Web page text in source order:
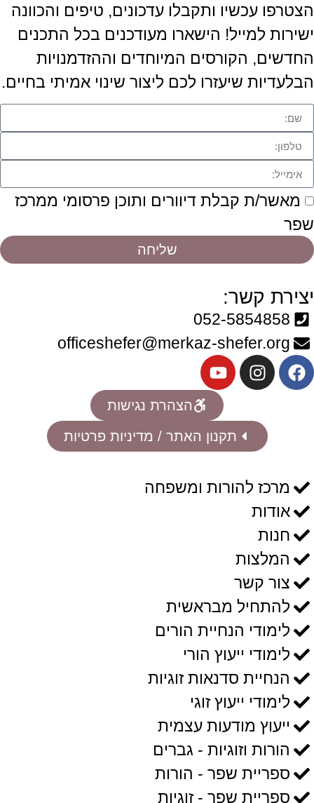
הצטרפו עכשיו ותקבלו עדכונים, טיפים והכוונה
ישירות למייל! הישארו מעודכנים בכל התכנים
החדשים, הקורסים המיוחדים וההזדמנויות
הבלעדיות שיעזרו לכם ליצור שינוי אמיתי בחיים.
מאשר/ת קבלת דיוורים ותוכן פרסומי ממרכז
שפר
שליחה
יצירת קשר:
052-5854858
officeshefer@merkaz-shefer.org
הצהרת נגישות
תקנון האתר / מדיניות פרטיות
מרכז להורות ומשפחה
אודות
חנות
המלצות
צור קשר
להתחיל מבראשית
לימודי הנחיית הורים
לימודי ייעוץ הורי
הנחיית סדנאות זוגיות
לימודי ייעוץ זוגי
ייעוץ מודעות עצמית
הורות וזוגיות - גברים
ספריית שפר - הורות
ספריית שפר - זוגיות